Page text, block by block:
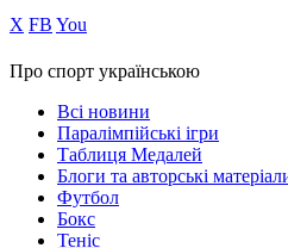
Х FB You
Про спорт українською
Всі новини
Паралімпійські ігри
Таблиця Медалей
Блоги та авторські
Футбол
Бокс
Теніс